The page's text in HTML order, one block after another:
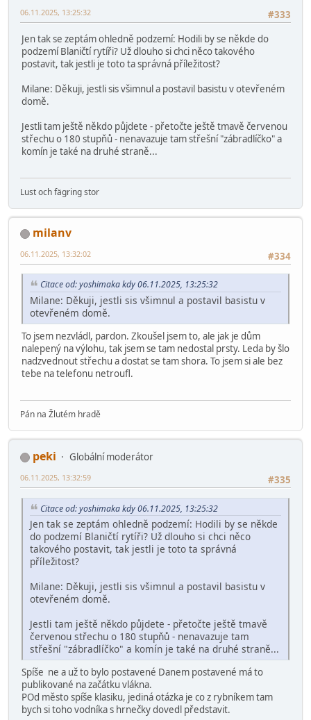
#333
06.11.2025, 13:25:32
Jen tak se zeptám ohledně podzemí: Hodili by se někde do
podzemí Blaničtí rytíři? Už dlouho si chci něco takového
postavit, tak jestli je toto ta správná příležitost?
Milane: Děkuji, jestli sis všimnul a postavil basistu v otevřeném
domě.
Jestli tam ještě někdo půjdete - přetočte ještě tmavě červenou
střechu o 180 stupňů - nenavazuje tam střešní "zábradlíčko" a
komín je také na druhé straně...
Lust och fägring stor
milanv
#334
06.11.2025, 13:32:02
Citace od: yoshimaka kdy 06.11.2025, 13:25:32
Milane: Děkuji, jestli sis všimnul a postavil basistu v
otevřeném domě.
To jsem nezvládl, pardon. Zkoušel jsem to, ale jak je dům
nalepený na výlohu, tak jsem se tam nedostal prsty. Leda by šlo
nadzvednout střechu a dostat se tam shora. To jsem si ale bez
tebe na telefonu netroufl.
Pán na Žlutém hradě
peki
Globální moderátor
#335
06.11.2025, 13:32:59
Citace od: yoshimaka kdy 06.11.2025, 13:25:32
Jen tak se zeptám ohledně podzemí: Hodili by se někde
do podzemí Blaničtí rytíři? Už dlouho si chci něco
takového postavit, tak jestli je toto ta správná
příležitost?
Milane: Děkuji, jestli sis všimnul a postavil basistu v
otevřeném domě.
Jestli tam ještě někdo půjdete - přetočte ještě tmavě
červenou střechu o 180 stupňů - nenavazuje tam
střešní "zábradlíčko" a komín je také na druhé straně...
Spíše ne a už to bylo postavené Danem postavené má to
publikované na začátku vlákna.
POd město spíše klasiku, jediná otázka je co z rybníkem tam
bych si toho vodníka s hrnečky dovedl představit.